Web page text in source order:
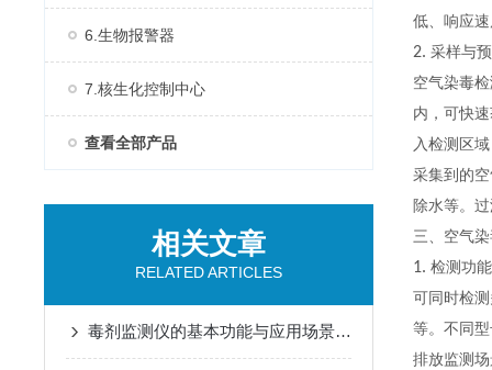
6.生物报警器
7.核生化控制中心
查看全部产品
相关文章
RELATED ARTICLES
毒剂监测仪的基本功能与应用场景说明
低、响应
2. 采样与
空气染毒
内，可快
入检测区
采集到的
除水等。
三、空气
1. 检测功
可同时检
等。不同
排放监测